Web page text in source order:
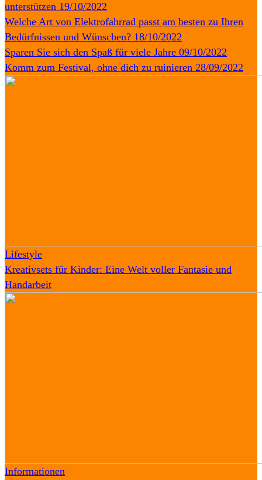
unterstützen 19/10/2022
Welche Art von Elektrofahrrad passt am besten zu Ihren
Bedürfnissen und Wünschen? 18/10/2022
Sparen Sie sich den Spaß für viele Jahre 09/10/2022
Komm zum Festival, ohne dich zu ruinieren 28/09/2022
Lifestyle
Kreativsets für Kinder: Eine Welt voller Fantasie und
Handarbeit
Informationen